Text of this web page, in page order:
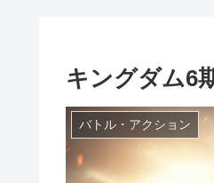
キングダム6
バトル・アクション